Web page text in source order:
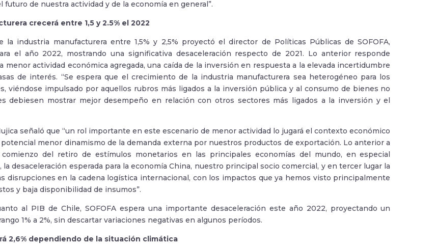
de nuestra actividad y de la economía en general”.
crecerá entre 1,5 y 2.5% el 2022
la industria manufacturera entre 1,5% y 2,5% proyectó el director de Políticas Públicas de SOFOFA,
el año 2022, mostrando una significativa desaceleración respecto de 2021. Lo anterior responde
menor actividad económica agregada, una caída de la inversión en respuesta a la elevada incertidumbre
de interés. “Se espera que el crecimiento de la industria manufacturera sea heterogéneo para los
viéndose impulsado por aquellos rubros más ligados a la inversión pública y al consumo de bienes no
debiesen mostrar mejor desempeño en relación con otros sectores más ligados a la inversión y el
señaló que “un rol importante en este escenario de menor actividad lo jugará el contexto económico
menor dinamismo de la demanda externa por nuestros productos de exportación. Lo anterior a
comienzo del retiro de estímulos monetarios en las principales economías del mundo, en especial
la desaceleración esperada para la economía China, nuestro principal socio comercial, y en tercer lugar la
disrupciones en la cadena logística internacional, con los impactos que ya hemos visto principalmente
y baja disponibilidad de insumos”.
al PIB de Chile, SOFOFA espera una importante desaceleración este año 2022, proyectando un
1% a 2%, sin descartar variaciones negativas en algunos períodos.
2,6% dependiendo de la situación climática